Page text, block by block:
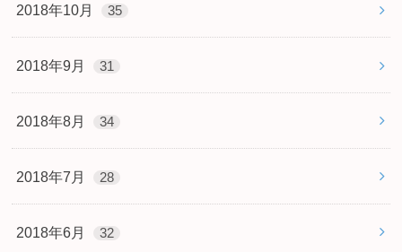
2018年10月 35
2018年9月 31
2018年8月 34
2018年7月 28
2018年6月 32